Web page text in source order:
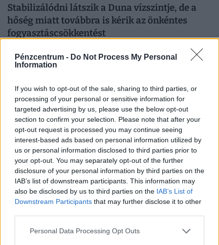
Pénzcentrum - Do Not Process My Personal
Information
If you wish to opt-out of the sale, sharing to third parties, or
processing of your personal or sensitive information for
targeted advertising by us, please use the below opt-out
section to confirm your selection. Please note that after your
opt-out request is processed you may continue seeing
interest-based ads based on personal information utilized by
us or personal information disclosed to third parties prior to
your opt-out. You may separately opt-out of the further
disclosure of your personal information by third parties on the
IAB’s list of downstream participants. This information may
also be disclosed by us to third parties on the IAB’s List of
Downstream Participants that may further disclose it to other
Personal Data Processing Opt Outs
Stabilizálódni látszik a Duna vízszintje, de a
hőség miatt továbbra is kérik az önkéntes
fogyasztáscsökkentést
Magyar Péter friss Facebook‑posztja szerint már kilenc
centire vagyunk a Duna vasárnapi mélypontjától.
Nem csökken tovább a Duna vízszintje,
fordulópont jöhet a vízhelyzetben
Paksnál továbbra is rendkívül alacsony a Duna vízszintje,